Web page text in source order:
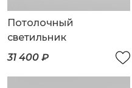
Потолочный
светильник
31 400 ₽